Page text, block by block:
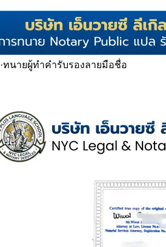
·ทนายผู้ทำคำรับรองลายมือชื่อ